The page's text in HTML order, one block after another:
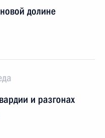
долине
и разгонах